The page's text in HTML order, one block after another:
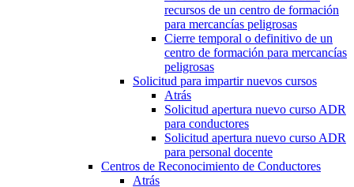
recursos de un centro de formación
para mercancías peligrosas
Cierre temporal o definitivo de un
centro de formación para mercancías
peligrosas
Solicitud para impartir nuevos cursos
Atrás
Solicitud apertura nuevo curso ADR
para conductores
Solicitud apertura nuevo curso ADR
para personal docente
Centros de Reconocimiento de Conductores
Atrás